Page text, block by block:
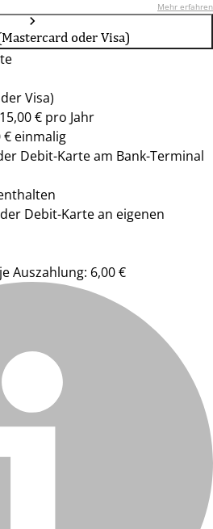
Mehr erfahren
oder Visa)
Visa)
€ pro Jahr
€ einmalig
Debit-Karte am Bank-Terminal
Debit-Karte an eigenen
Auszahlung: 6,00 €